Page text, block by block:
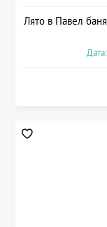
Лято в Павел